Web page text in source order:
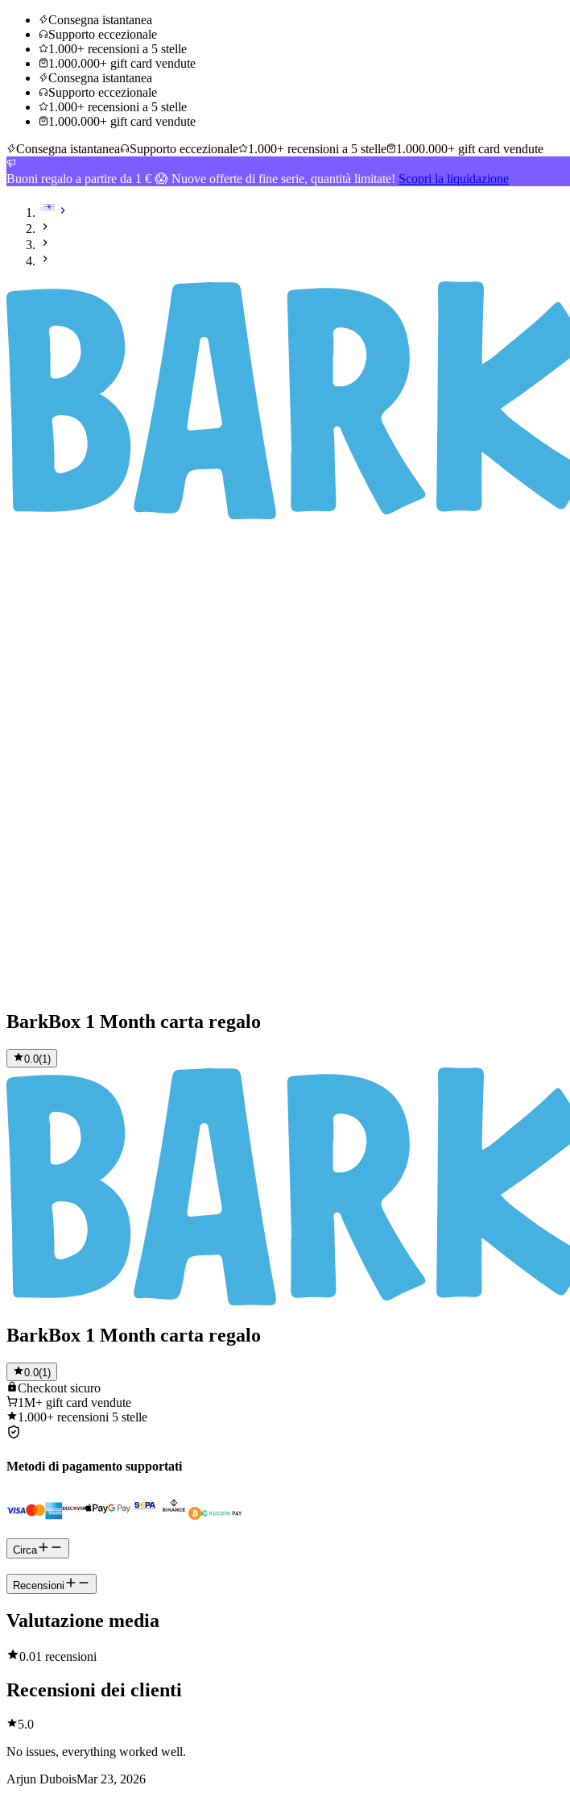
Consegna istantanea
Supporto eccezionale
1.000+ recensioni a 5 stelle
1.000.000+ gift card vendute
Consegna istantanea
Supporto eccezionale
1.000+ recensioni a 5 stelle
1.000.000+ gift card vendute
Consegna istantanea
Supporto eccezionale 1.000+ recensioni a 5 stelle 1.000.000+ gift card vendute
Buoni regalo a partire da 1 € 😱 Nuove offerte di fine serie, quantità limitate! Scopri la liquidazione
BarkBox 1 Month carta regalo
0.0(1)
BarkBox 1 Month carta regalo
0.0(1)
Checkout sicuro
1M+ gift card vendute
1.000+ recensioni 5 stelle
Metodi di pagamento supportati
Circa
Recensioni
Valutazione media
0.01 recensioni
Recensioni dei clienti
5.0
No issues, everything worked well.
Arjun DuboisMar 23, 2026